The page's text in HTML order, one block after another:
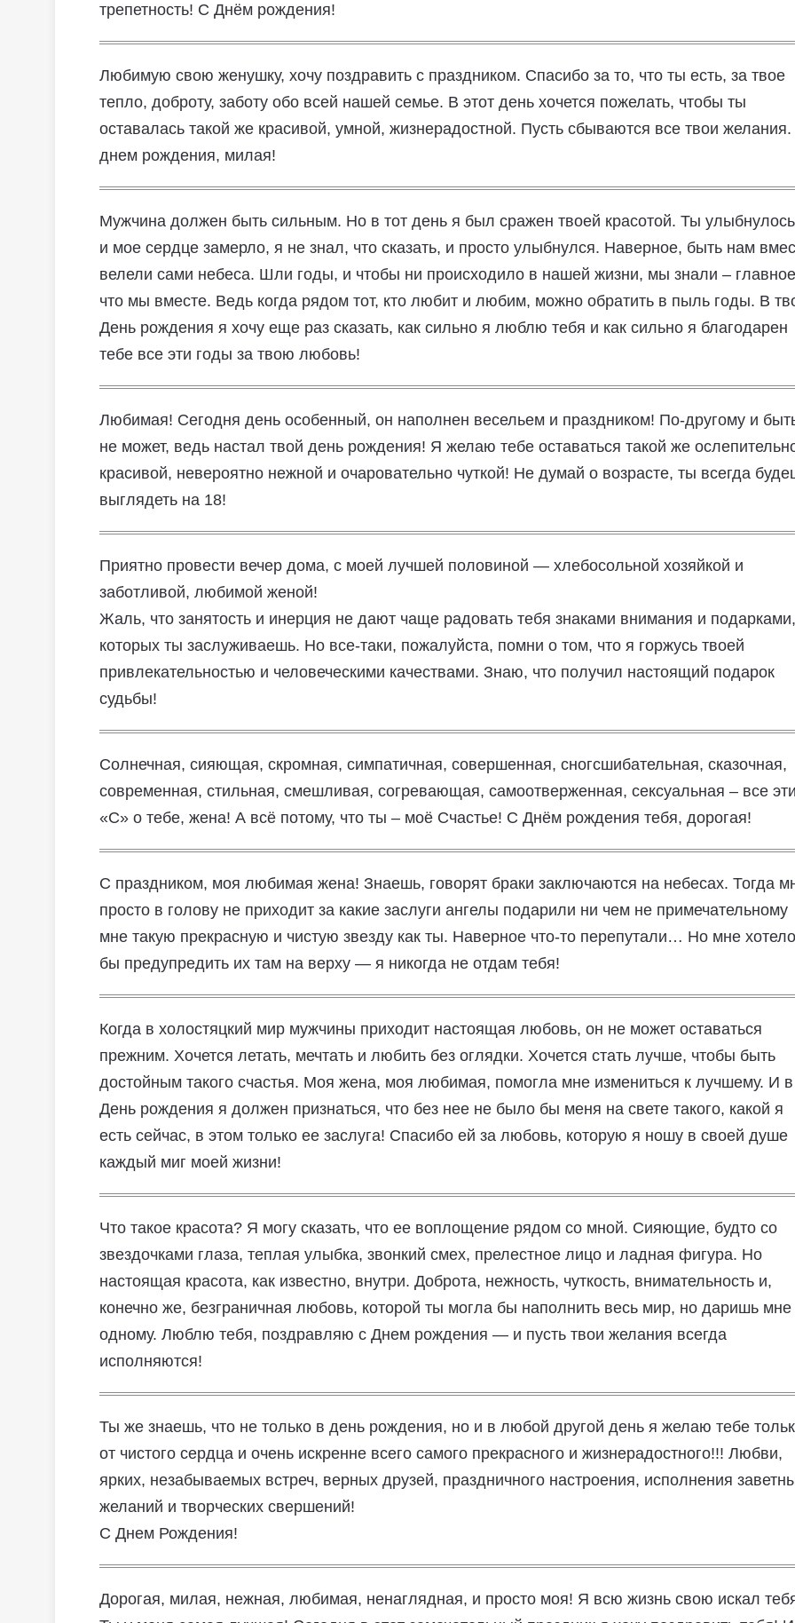
трепетность! С Днём рождения!
Любимую свою женушку, хочу поздравить с праздником. Спасибо за то, что ты есть, за твое
тепло, доброту, заботу обо всей нашей семье. В этот день хочется пожелать, чтобы ты
оставалась такой же красивой, умной, жизнерадостной. Пусть сбываются все твои
днем рождения, милая!
Мужчина должен быть сильным. Но в тот день я был сражен твоей красотой. Ты
и мое сердце замерло, я не знал, что сказать, и просто улыбнулся. Наверное, быть нам
велели сами небеса. Шли годы, и чтобы ни происходило в нашей жизни, мы знали –
что мы вместе. Ведь когда рядом тот, кто любит и любим, можно обратить в пыль годы. В
День рождения я хочу еще раз сказать, как сильно я люблю тебя и как сильно я благодарен
тебе все эти годы за твою любовь!
Любимая! Сегодня день особенный, он наполнен весельем и праздником! По-другому и
не может, ведь настал твой день рождения! Я желаю тебе оставаться такой же
красивой, невероятно нежной и очаровательно чуткой! Не думай о возрасте, ты всегда
выглядеть на 18!
Приятно провести вечер дома, с моей лучшей половиной — хлебосольной хозяйкой и
заботливой, любимой женой!
Жаль, что занятость и инерция не дают чаще радовать тебя знаками внимания и подарками,
которых ты заслуживаешь. Но все-таки, пожалуйста, помни о том, что я горжусь твоей
привлекательностью и человеческими качествами. Знаю, что получил настоящий подарок
судьбы!
Солнечная, сияющая, скромная, симпатичная, совершенная, сногсшибательная, сказочная,
современная, стильная, смешливая, согревающая, самоотверженная, сексуальная – все эти
«С» о тебе, жена! А всё потому, что ты – моё Счастье! С Днём рождения тебя, дорогая!
С праздником, моя любимая жена! Знаешь, говорят браки заключаются на небесах. Тогда
просто в голову не приходит за какие заслуги ангелы подарили ни чем не примечательному
мне такую прекрасную и чистую звезду как ты. Наверное что-то перепутали… Но мне
бы предупредить их там на верху — я никогда не отдам тебя!
Когда в холостяцкий мир мужчины приходит настоящая любовь, он не может оставаться
прежним. Хочется летать, мечтать и любить без оглядки. Хочется стать лучше, чтобы быть
достойным такого счастья. Моя жена, моя любимая, помогла мне измениться к лучшему. И
День рождения я должен признаться, что без нее не было бы меня на свете такого, какой я
есть сейчас, в этом только ее заслуга! Спасибо ей за любовь, которую я ношу в своей душе
каждый миг моей жизни!
Что такое красота? Я могу сказать, что ее воплощение рядом со мной. Сияющие, будто со
звездочками глаза, теплая улыбка, звонкий смех, прелестное лицо и ладная фигура. Но
настоящая красота, как известно, внутри. Доброта, нежность, чуткость, внимательность и,
конечно же, безграничная любовь, которой ты могла бы наполнить весь мир, но даришь мне
одному. Люблю тебя, поздравляю с Днем рождения — и пусть твои желания всегда
исполняются!
Ты же знаешь, что не только в день рождения, но и в любой другой день я желаю тебе
от чистого сердца и очень искренне всего самого прекрасного и жизнерадостного!!! Любви,
ярких, незабываемых встреч, верных друзей, праздничного настроения, исполнения
желаний и творческих свершений!
С Днем Рождения!
Дорогая, милая, нежная, любимая, ненаглядная, и просто моя! Я всю жизнь свою искал